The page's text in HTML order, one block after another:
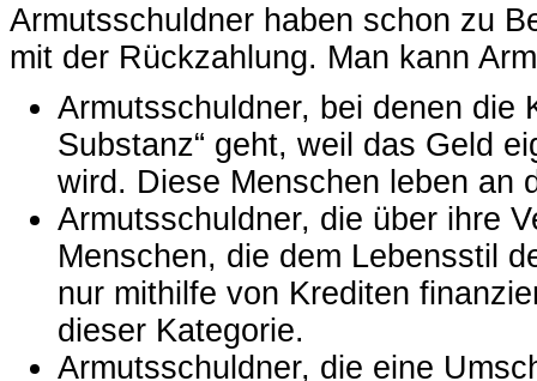
Armutsschuldner haben schon zu
mit der Rückzahlung. Man kann
Armutsschuldner, bei denen die
Substanz“ geht, weil das Geld
wird. Diese Menschen leben an
Armutsschuldner, die über ihre
Menschen, die dem Lebensstil
nur mithilfe von Krediten
dieser Kategorie.
Armutsschuldner, die eine